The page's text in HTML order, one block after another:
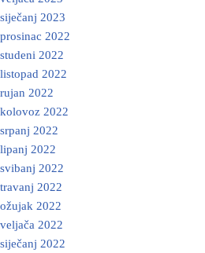
siječanj 2023
prosinac 2022
studeni 2022
listopad 2022
rujan 2022
kolovoz 2022
srpanj 2022
lipanj 2022
svibanj 2022
travanj 2022
ožujak 2022
veljača 2022
siječanj 2022